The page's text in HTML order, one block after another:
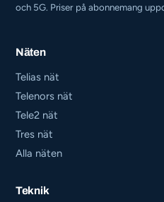
och 5G. Priser på abonnemang
Näten
Telias nät
Telenors nät
Tele2 nät
Tres nät
Alla näten
Teknik